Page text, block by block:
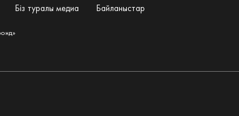
Біз туралы медиа
Байланыстар